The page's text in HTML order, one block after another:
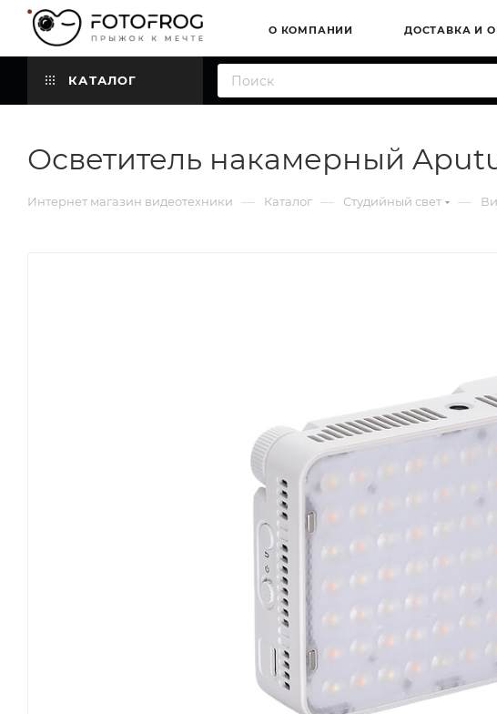
О КОМПАНИИ ДОСТАВКА И
КАТАЛОГ
Осветитель накамерный
Интернет магазин видеотехники — Каталог — Студийный свет —